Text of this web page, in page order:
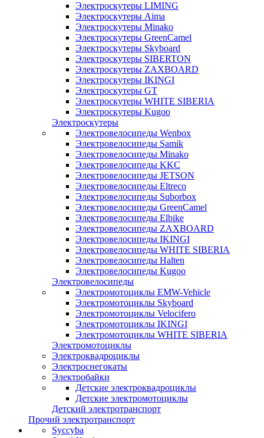
Электроскутеры LIMING
Электроскутеры Aima
Электроскутеры Minako
Электроскутеры GreenCamel
Электроскутеры Skyboard
Электроскутеры SIBERTON
Электроскутеры ZAXBOARD
Электроскутеры IKINGI
Электроскутеры GT
Электроскутеры WHITE SIBERIA
Электроскутеры Kugoo
Электроскутеры
Электровелосипеды Wenbox
Электровелосипеды Samik
Электровелосипеды Minako
Электровелосипеды KKC
Электровелосипеды JETSON
Электровелосипеды Eltreco
Электровелосипеды Suborbox
Электровелосипеды GreenCamel
Электровелосипеды Elbike
Электровелосипеды ZAXBOARD
Электровелосипеды IKINGI
Электровелосипеды WHITE SIBERIA
Электровелосипеды Halten
Электровелосипеды Kugoo
Электровелосипеды
Электромотоциклы EMW-Vehicle
Электромотоциклы Skyboard
Электромотоциклы Velocifero
Электромотоциклы IKINGI
Электромотоциклы WHITE SIBERIA
Электромотоциклы
Электроквадроциклы
Электроснегокаты
Электробайки
Детские электроквадроциклы
Детские электромотоциклы
Детский электротранспорт
Прочий электротранспорт
Syccyba